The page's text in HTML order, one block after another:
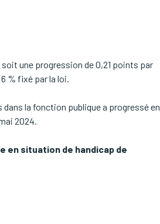
une progression de 0,21 points par
% fixé par la loi.
dans la fonction publique a progressé en
2024.
en situation de handicap de